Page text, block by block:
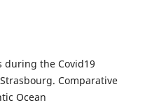
during the Covid19
Comparative
Ocean